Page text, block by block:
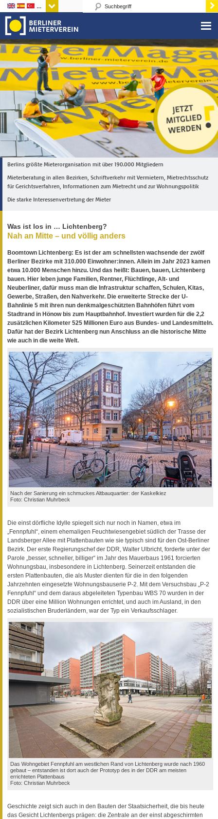
Sprachen
Berlins größte Mieterorganisation mit über 190.000 Mitgliedern
Mieterberatung in allen Bezirken, Schriftverkehr mit Vermietern, Mietrechtsschutz
für Gerichtsverfahren, Informationen zum Mietrecht und zur Wohnungspolitik
Die starke Interessenvertretung der Mieter
Was ist los in … Lichtenberg?
Nah an Mitte – und völlig anders
Boomtown Lichtenberg: Es ist der am schnellsten wachsende der zwölf
Berliner Bezirke mit 310.000 Einwohner:innen. Allein im Jahr 2023 kamen
etwa 10.000 Menschen hinzu. Und das heißt: Bauen, bauen, Lichtenberg
bauen. Hier leben junge Familien, Rentner, Flüchtlinge, Alt- und
Neuberliner, dafür muss man die Infrastruktur schaffen, Schulen, Kitas,
Gewerbe, Straßen, den Nahverkehr. Die erweiterte Strecke der U-
Bahnlinie 5 mit ihren nun denkmalgeschützten Bahnhöfen führt vom
Stadtrand in Hönow bis zum Hauptbahnhof. Investiert wurden für die 2,2
zusätzlichen Kilometer 525 Millionen Euro aus Bundes- und Landesmitteln.
Dafür hat der Bezirk Lichtenberg nun Anschluss an die historische Mitte
wie auch in die weite Welt.
Nach der Sanierung ein schmuckes Altbauquartier: der Kaskelkiez
Foto: Christian Muhrbeck
Die einst dörfliche Idylle spiegelt sich nur noch in Namen, etwa im
„Fennpfuhl“, einem ehemaligen Feuchtwiesengebiet südlich der Trasse der
Landsberger Allee mit Plattenbauten wie sie typisch sind für den Ost-Berliner
Bezirk. Der erste Regierungschef der DDR, Walter Ulbricht, forderte unter der
Parole „besser, schneller, billiger“ im Jahr des Mauerbaus 1961 forcierten
Wohnungsbau, insbesondere in Lichtenberg. Seinerzeit entstanden die
ersten Plattenbauten, die als Muster dienten für die in den folgenden
Jahrzehnten eingesetzte Wohnungsbauserie P-2. Mit dem Versuchsbau „P-2
Fennpfuhl“ und dem daraus abgeleiteten Typenbau WBS 70 wurden in der
DDR über eine Million Wohnungen errichtet, und auch im Ausland, in den
sozialistischen Bruderländern, war der Typ ein Verkaufsschlager.
Das Wohngebiet Fennpfuhl am westlichen Rand von Lichtenberg wurde nach 1960
gebaut – entstanden ist dort auch der Prototyp des in der DDR am meisten
errichteten Plattenbaus
Foto: Christian Muhrbeck
Geschichte zeigt sich auch in den Bauten der Staatsicherheit, die bis heute
das Gesicht Lichtenbergs prägen: die Zentrale an der einst abgeschirmten